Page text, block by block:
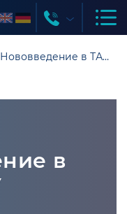
Нововведение в ТАПУ
в